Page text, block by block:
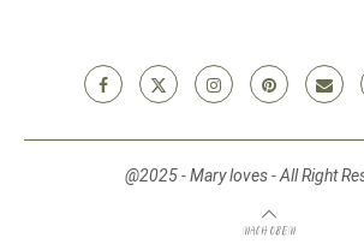
@2025 - Mary loves - All Right
NACH OBEN